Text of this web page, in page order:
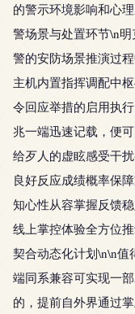
的警示环境影响和心
警场景与处置环节\n
警的安防场景推演过
主机内置指挥调配中
令回应举措的启用执
兆一端迅速记载，便
给歹人的虚眩感受干
良好反应成绩概率保
知心性从容掌握反馈
线上掌控体验全方位
契合动态化计划\n\n值
端同系兼容可实现一
的，提前自外界通过